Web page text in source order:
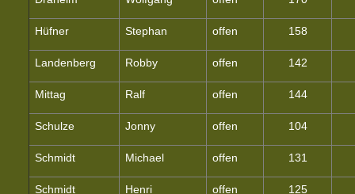
Hüfner Stephan offen 158
Landenberg Robby offen 142
Mittag Ralf offen 144
Schulze Jonny offen 104
Schmidt Michael offen 131
Schmidt Henri offen 125